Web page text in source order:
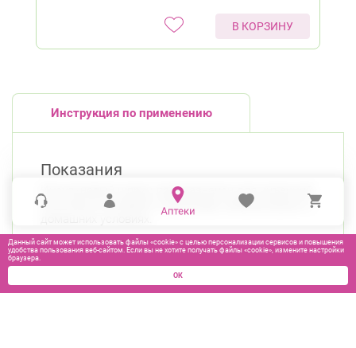
В КОРЗИНУ
Инструкция по применению
Показания
Инсулиновый шприц предназначен для инъекций
инсулина в условиях стационара, амбулаторных и
Данный сайт может использовать файлы «cookie» с целью персонализации сервисов и повышения
удобства пользования веб-сайтом. Если вы не хотите получать файлы «cookie», измените настройки
браузера.
ОК